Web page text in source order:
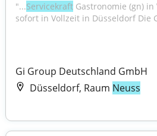
"...Servicekraft Gastronomie (gn) in
sofort in Vollzeit in Düsseldorf Die
Gi Group Deutschland GmbH
Düsseldorf, Raum Neuss